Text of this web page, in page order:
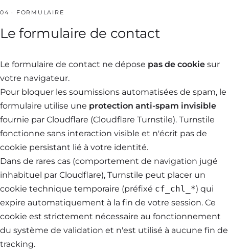
04 · FORMULAIRE
Le formulaire de contact
Le formulaire de contact ne dépose pas de cookie sur
votre navigateur.
Pour bloquer les soumissions automatisées de spam, le
formulaire utilise une protection anti-spam invisible
fournie par Cloudflare (Cloudflare Turnstile). Turnstile
fonctionne sans interaction visible et n'écrit pas de
cookie persistant lié à votre identité.
Dans de rares cas (comportement de navigation jugé
inhabituel par Cloudflare), Turnstile peut placer un
cookie technique temporaire (préfixé cf_chl_*) qui
expire automatiquement à la fin de votre session. Ce
cookie est strictement nécessaire au fonctionnement
du système de validation et n'est utilisé à aucune fin de
tracking.